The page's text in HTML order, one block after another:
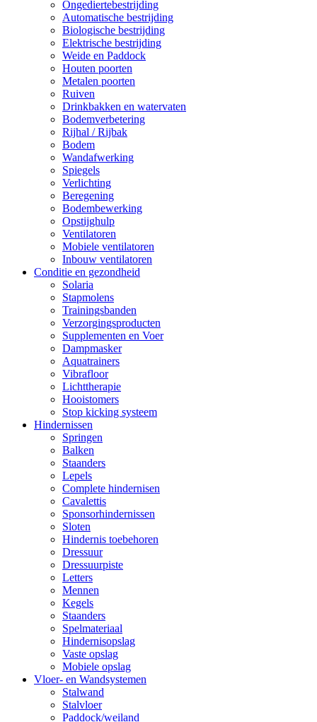
Ongediertebestrijding
Automatische bestrijding
Biologische bestrijding
Elektrische bestrijding
Weide en Paddock
Houten poorten
Metalen poorten
Ruiven
Drinkbakken en watervaten
Bodemverbetering
Rijhal / Rijbak
Bodem
Wandafwerking
Spiegels
Verlichting
Beregening
Bodembewerking
Opstijghulp
Ventilatoren
Mobiele ventilatoren
Inbouw ventilatoren
Conditie en gezondheid
Solaria
Stapmolens
Trainingsbanden
Verzorgingsproducten
Supplementen en Voer
Dampmasker
Aquatrainers
Vibrafloor
Lichttherapie
Hooistomers
Stop kicking systeem
Hindernissen
Springen
Balken
Staanders
Lepels
Complete hindernisen
Cavalettis
Sponsorhindernissen
Sloten
Hindernis toebehoren
Dressuur
Dressuurpiste
Letters
Mennen
Kegels
Staanders
Spelmateriaal
Hindernisopslag
Vaste opslag
Mobiele opslag
Vloer- en Wandsystemen
Stalwand
Stalvloer
Paddock/weiland